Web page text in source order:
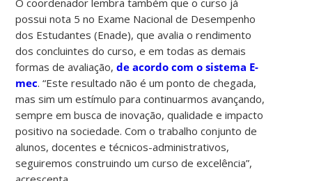
possui nota 5 no Exame Nacional de Desempenho
dos Estudantes (Enade), que avalia o rendimento
dos concluintes do curso, e em todas as demais
formas de avaliação,de acordo com o sistema E-
mec. “Este resultado não é um ponto de chegada,
mas sim um estímulo para continuarmos avançando,
sempre em busca de inovação, qualidade e impacto
positivo na sociedade. Com o trabalho conjunto de
alunos, docentes e técnicos-administrativos,
seguiremos construindo um curso de excelência”,